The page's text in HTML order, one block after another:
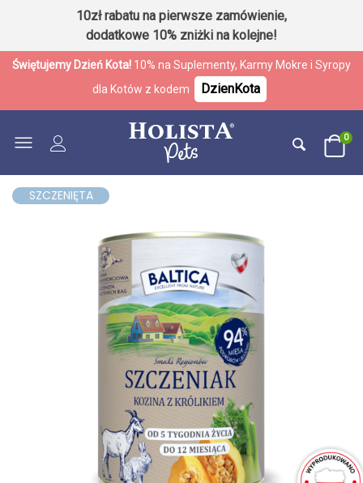
10zł rabatu na pierwsze zamówienie,
dodatkowe 10% zniżki na kolejne!
Świętujemy Dzień Kota! 10% na Suplementy, Karmy Mokre i Syropy
dla Kotów z kodem
DzienKota
0
SZCZENIĘTA